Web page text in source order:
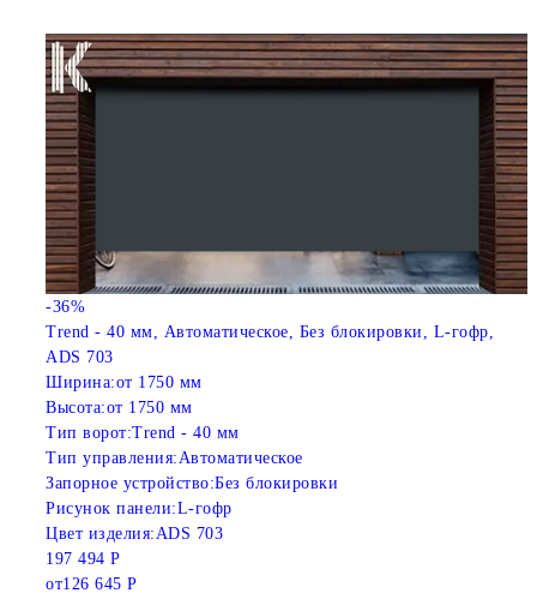
-36%
Trend - 40 мм, Автоматическое, Без блокировки, L-гофр,
ADS 703
Ширина:от 1750 мм
Высота:от 1750 мм
Тип ворот:Trend - 40 мм
Тип управления:Автоматическое
Запорное устройство:Без блокировки
Рисунок панели:L-гофр
Цвет изделия:ADS 703
197 494 Р
от126 645 Р